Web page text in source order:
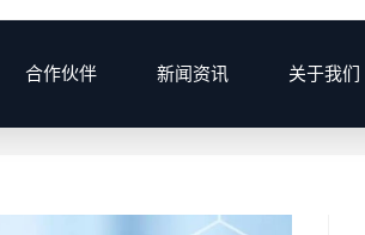
合作伙伴 新闻资讯 关于我们